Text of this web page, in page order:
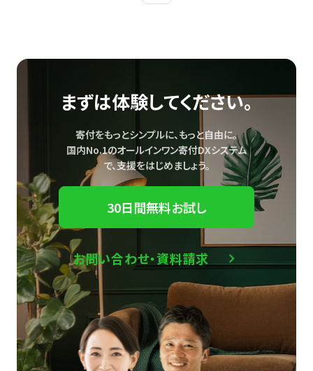
まずは体験してください。
寄付をもっとシンプルに、もっと自由に。
国内No.1のオールインワン寄付DXシステム
で、支援をはじめましょう。
30日間無料お試し
お問い合わせ・資料請求